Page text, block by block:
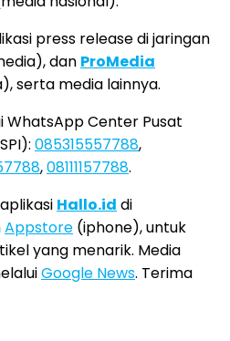
press release di jaringan
dan ProMedia
serta media lainnya.
WhatsApp Center Pusat
085315557788,
,08111157788.
Hallo.id di
Appstore (iphone), untuk
yang menarik. Media
Google News. Terima